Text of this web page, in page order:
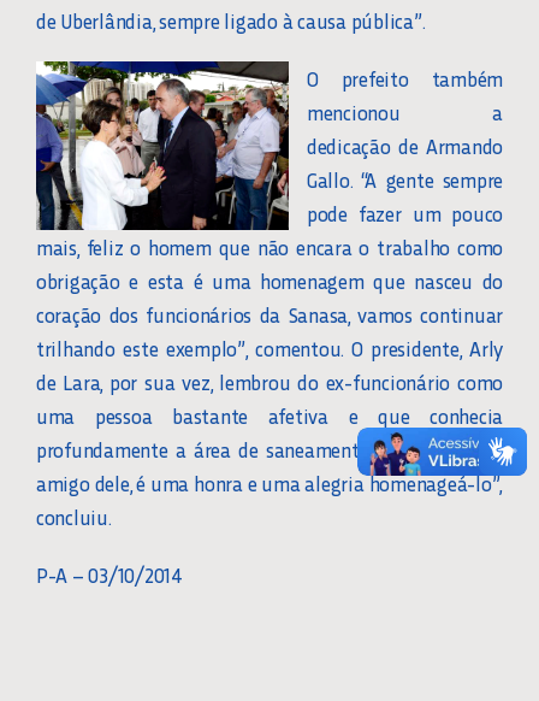
de Uberlândia, sempre ligado à causa pública”.
O prefeito também
mencionou a
dedicação de Armando
Gallo. “A gente sempre
pode fazer um pouco
mais, feliz o homem que não encara o trabalho como
obrigação e esta é uma homenagem que nasceu do
coração dos funcionários da Sanasa, vamos continuar
trilhando este exemplo”, comentou. O presidente, Arly
de Lara, por sua vez, lembrou do ex-funcionário como
uma pessoa bastante afetiva e que conhecia
profundamente a área de saneamento. “Eu era muito
amigo dele, é uma honra e uma alegria homenageá-lo”,
concluiu.
P-A – 03/10/2014